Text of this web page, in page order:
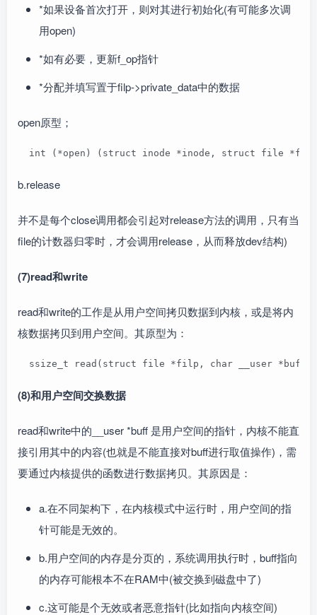
*如果设备首次打开，则对其进行初始化(有可能多次调
用open)
*如有必要，更新f_op指针
*分配并填写置于filp->private_data中的数据
open原型；
int (*open) (struct inode *inode, struct file
b.release
并不是每个close调用都会引起对release方法的调用，只有当
file的计数器归零时，才会调用release，从而释放dev结构)
(7)read和write
read和write的工作是从用户空间拷贝数据到内核，或是将内
核数据拷贝到用户空间。其原型为：
ssize_t read(struct file *filp, char __user *buff,
(8)和用户空间交换数据
read和write中的__user *buff 是用户空间的指针，内核不能直
接引用其中的内容(也就是不能直接对buff进行取值操作)，需
要通过内核提供的函数进行数据拷贝。其原因是：
a.在不同架构下，在内核模式中运行时，用户空间的指
针可能是无效的。
b.用户空间的内存是分页的，系统调用执行时，buff指向
的内存可能根本不在RAM中(被交换到磁盘中了)
c.这可能是个无效或者恶意指针(比如指向内核空间)